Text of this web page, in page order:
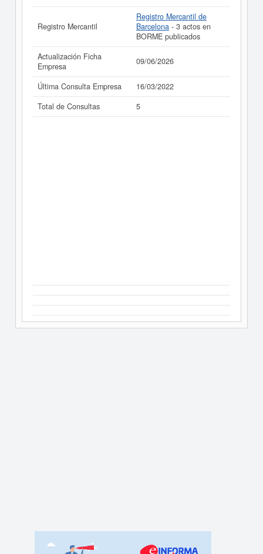
Registro Mercantil
Registro Mercantil de
Barcelona - 3 actos en
BORME publicados
Actualización Ficha
Empresa
09/06/2026
Última Consulta Empresa
16/03/2022
Total de Consultas
5